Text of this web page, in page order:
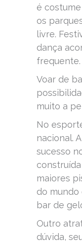
é
os
livre.
dança
frequente.
Voar de
muito a
No
nacional.
sucesso
maiores
do mundo
bar de
Outro
dúvida,